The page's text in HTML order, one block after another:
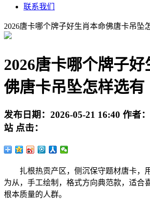
联系我们
2026唐卡哪个牌子好生肖本命佛唐卡吊坠
2026唐卡哪个牌子
佛唐卡吊坠怎样选有
发布日期： 2026-05-21 16:40 作者：
站 点击：
扎根热贡产区，侧沉保守题材唐卡，
为从，手工绘制，格式方向典范款，适合
根本质量的人群。